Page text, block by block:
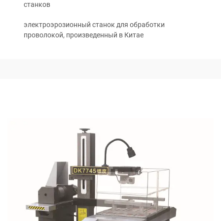
станков
электроэрозионный станок для обработки
проволокой, произведенный в Китае